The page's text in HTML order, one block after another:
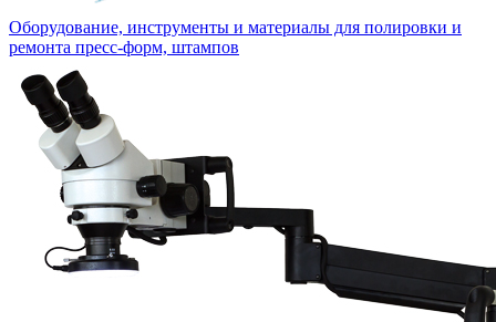
Оборудование, инструменты и материалы для полировки и
ремонта пресс-форм, штампов